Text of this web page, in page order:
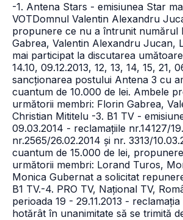
-1. Antena Stars - emisiunea Star
VOTDomnul Valentin Alexandru
propunere ce nu a întrunit numărul
Gabrea, Valentin Alexandru Jucan,
mai participat la discutarea
14.10, 09.12.2013, 12, 13, 14, 15, 21,
sancționarea postului Antena 3 cu
cuantum de 10.000 de lei. Ambele
următorii membri: Florin Gabrea,
Christian Mititelu -3. B1 TV -
09.03.2014 - reclamațiile nr.14127/
nr.2565/26.02.2014 și nr. 3313/
cuantum de 15.000 de lei,
următorii membri: Lorand Turos,
Monica Gubernat a solicitat
B1 TV.-4. PRO TV, Național TV,
perioada 19 - 29.11.2013 -
hotărât în unanimitate să se trimită